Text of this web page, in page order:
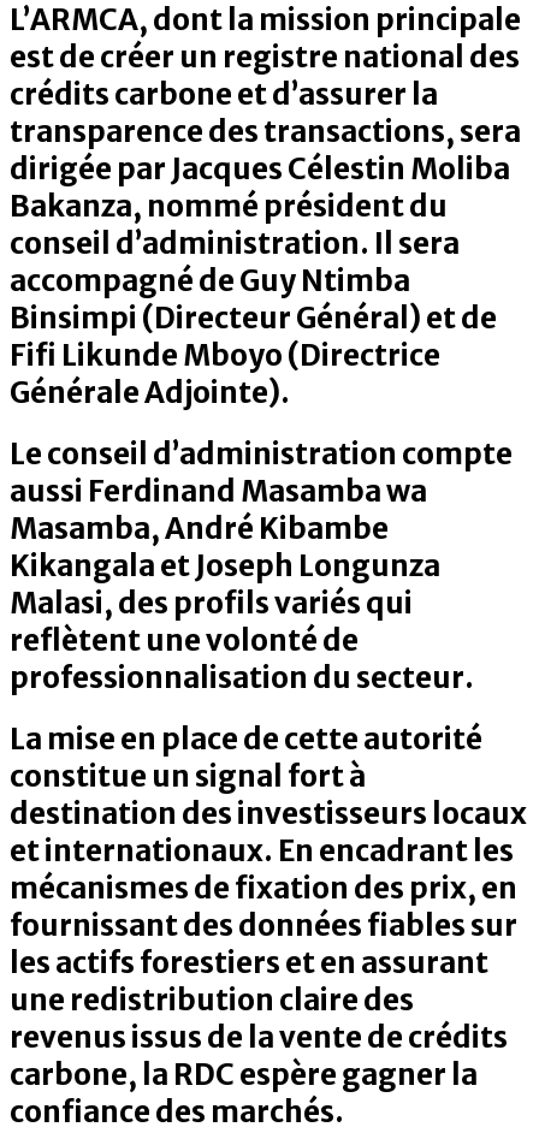
L’ARMCA, dont la mission principale
est de créer un registre national des
crédits carbone et d’assurer la
transparence des transactions, sera
dirigée par Jacques Célestin Moliba
Bakanza, nommé président du
conseil d’administration. Il sera
accompagné de Guy Ntimba
Binsimpi (Directeur Général) et de
Fifi Likunde Mboyo (Directrice
Générale Adjointe).
Le conseil d’administration compte
aussi Ferdinand Masamba wa
Masamba, André Kibambe
Kikangala et Joseph Longunza
Malasi, des profils variés qui
reflètent une volonté de
professionnalisation du secteur.
La mise en place de cette autorité
constitue un signal fort à
destination des investisseurs locaux
et internationaux. En encadrant les
mécanismes de fixation des prix, en
fournissant des données fiables sur
les actifs forestiers et en assurant
une redistribution claire des
revenus issus de la vente de crédits
carbone, la RDC espère gagner la
confiance des marchés.